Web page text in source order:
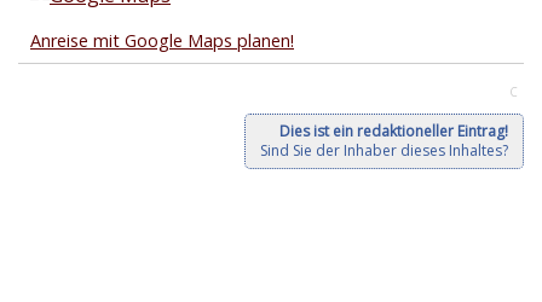
Anreise mit Google Maps planen!
C
Dies ist ein redaktioneller Eintrag!
Sind Sie der Inhaber dieses Inhaltes?